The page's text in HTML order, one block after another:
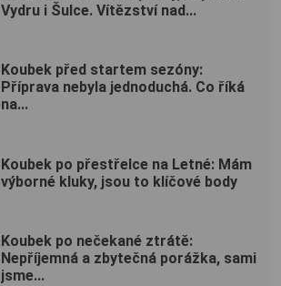
Vydru i Šulce. Vítězství nad...
Koubek před startem sezóny:
Příprava nebyla jednoduchá. Co říká
na...
Koubek po přestřelce na Letné: Mám
výborné kluky, jsou to klíčové body
Koubek po nečekané ztrátě:
Nepříjemná a zbytečná porážka, sami
jsme...